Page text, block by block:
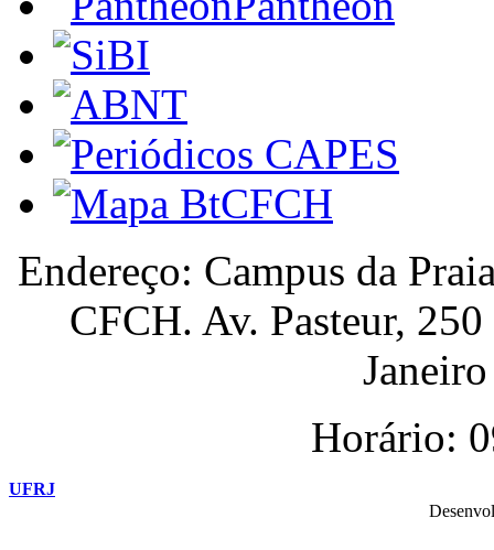
Endereço: Campus da
CFCH. Av. Pasteur,
Horário:
UFRJ